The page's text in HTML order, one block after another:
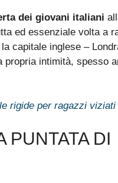
dei giovani italiani
ed essenziale volta a
capitale inglese –
propria intimità, spesso
rigide per ragazzi viziati
PUNTATA DI